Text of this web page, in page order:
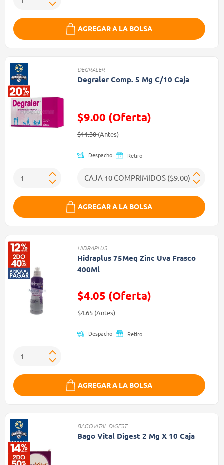
AGREGAR A LA BOLSA
DEGRALER
Degraler Comp. 5 Mg C/10 Caja
$9.00 (Oferta)
Precio reducido de
$11.30(Antes)(Oferta)
Despacho Retiro
AGREGAR A LA BOLSA
HIDRAPLUS
Hidraplus 75Meq Zinc Uva Frasco
400Ml
$4.05 (Oferta)
Precio reducido de
$4.65(Antes)(Oferta)
Despacho Retiro
AGREGAR A LA BOLSA
BAGOVITAL DIGEST
Bago Vital Digest 2 Mg X 10 Caja